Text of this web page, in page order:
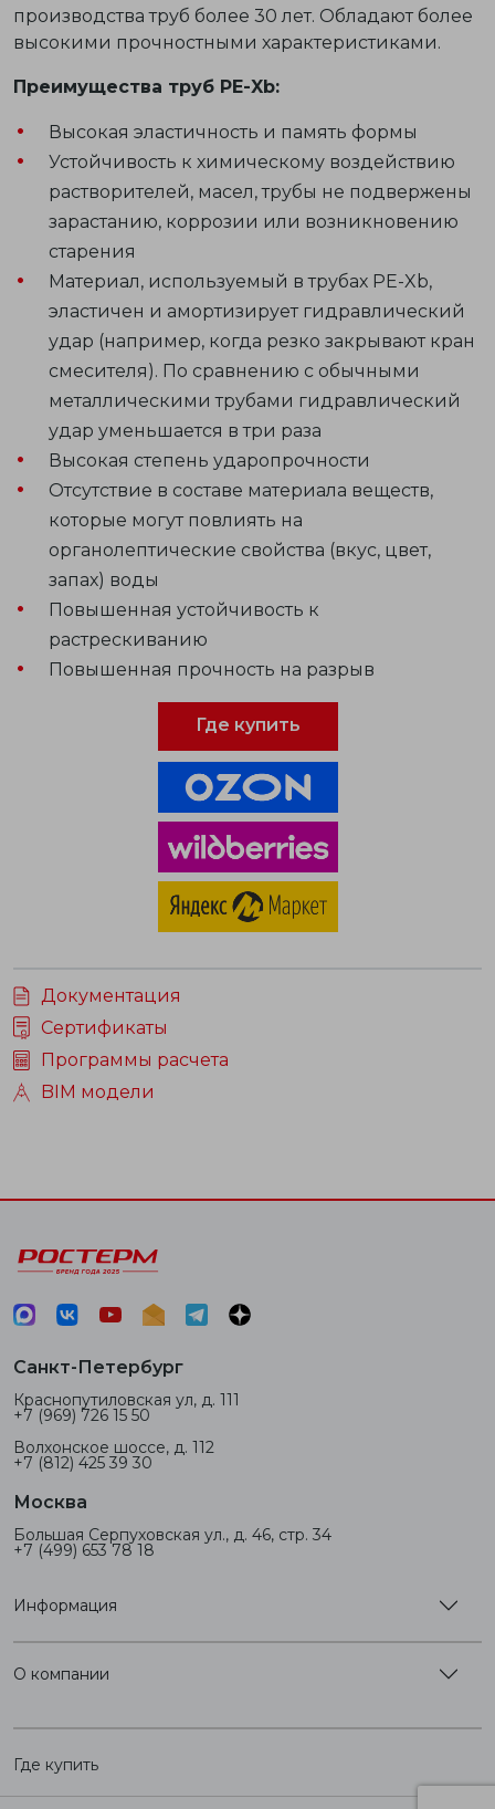
производства труб более 30 лет. Обладают более
высокими прочностными характеристиками.
Преимущества труб PE-Xb:
Высокая эластичность и память формы
Устойчивость к химическому воздействию
растворителей, масел, трубы не подвержены
зарастанию, коррозии или возникновению
старения
Материал, используемый в трубах PE-Xb,
эластичен и амортизирует гидравлический
удар (например, когда резко закрывают кран
смесителя). По сравнению с обычными
металлическими трубами гидравлический
удар уменьшается в три раза
Высокая степень ударопрочности
Отсутствие в составе материала веществ,
которые могут повлиять на
органолептические свойства (вкус, цвет,
запах) воды
Повышенная устойчивость к
растрескиванию
Повышенная прочность на разрыв
Где купить
Документация
Сертификаты
Программы расчета
BIM модели
Санкт-Петербург
Краснопутиловская ул, д. 111
+7 (969) 726 15 50
Волхонское шоссе, д. 112
+7 (812) 425 39 30
Москва
Большая Серпуховская ул., д. 46, стр. 34
+7 (499) 653 78 18
Информация
О компании
Где купить